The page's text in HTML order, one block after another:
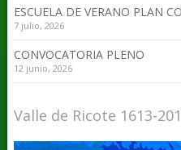
ESCUELA DE VERANO PLAN
7 julio, 2026
CONVOCATORIA PLENO
12 junio, 2026
Valle de Ricote 1613-